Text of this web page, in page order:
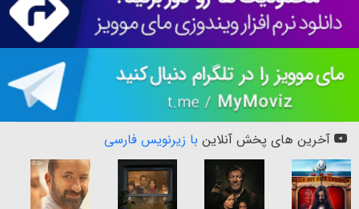
آخرین های پخش آنلاین با زیرنویس فارسی